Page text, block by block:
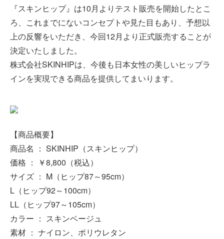
『スキンヒップ』は10月よりテスト販売を開始したとこ
ろ、これまでにないコンセプトや見た目もあり、予想以
上の反響をいただき、今回12月より正式販売することが
決定いたしました。
株式会社SKINHIPは、今後も日本女性の美しいヒップラ
インを実現できる商品を提供してまいります。
【商品概要】
商品名 ： SKINHIP（スキンヒップ）
価格 ： ￥8,800（税込）
サイズ ： M（ヒップ87～95cm）
L（ヒップ92～100cm）
LL（ヒップ97～105cm）
カラー ： スキンベージュ
素材 ： ナイロン、ポリウレタン